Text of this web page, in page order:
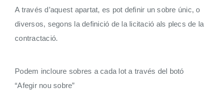
A través d’aquest apartat, es pot definir un sobre únic, o
diversos, segons la definició de la licitació als plecs de la
contractació.
Podem incloure sobres a cada lot a través del botó
“Afegir nou sobre”